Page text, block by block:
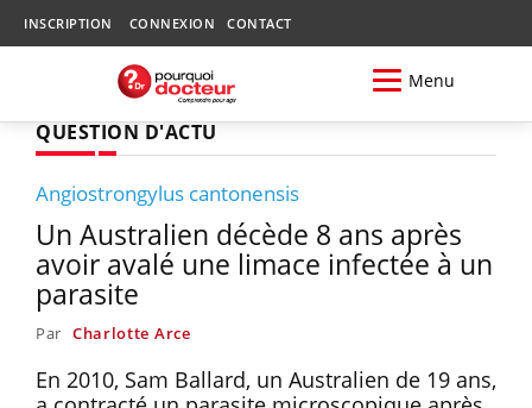
INSCRIPTION CONNEXION CONTACT
Menu
QUESTION D'ACTU
Angiostrongylus cantonensis
Un Australien décède 8 ans après
avoir avalé une limace infectée à un
parasite
Par Charlotte Arce
En 2010, Sam Ballard, un Australien de 19 ans,